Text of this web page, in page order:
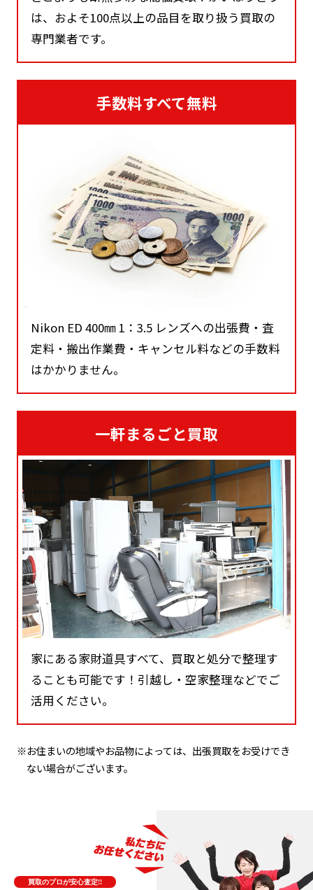
は、およそ100点以上の品目を取り扱う買取の
専門業者です。
手数料すべて無料
Nikon ED 400㎜ 1：3.5 レンズへの出張費・査
定料・搬出作業費・キャンセル料などの手数料
はかかりません。
一軒まるごと買取
家にある家財道具すべて、買取と処分で整理す
ることも可能です！引越し・空家整理などでご
活用ください。
※お住まいの地域やお品物によっては、出張買取をお受けでき
ない場合がございます。
買取のプロが安心査定!!